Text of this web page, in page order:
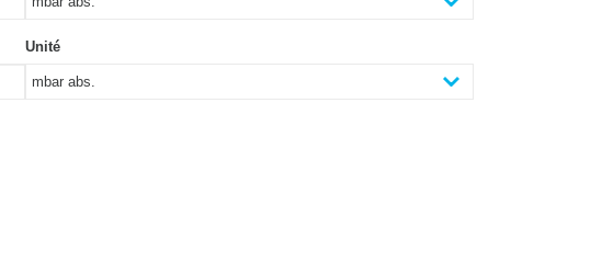
Unité